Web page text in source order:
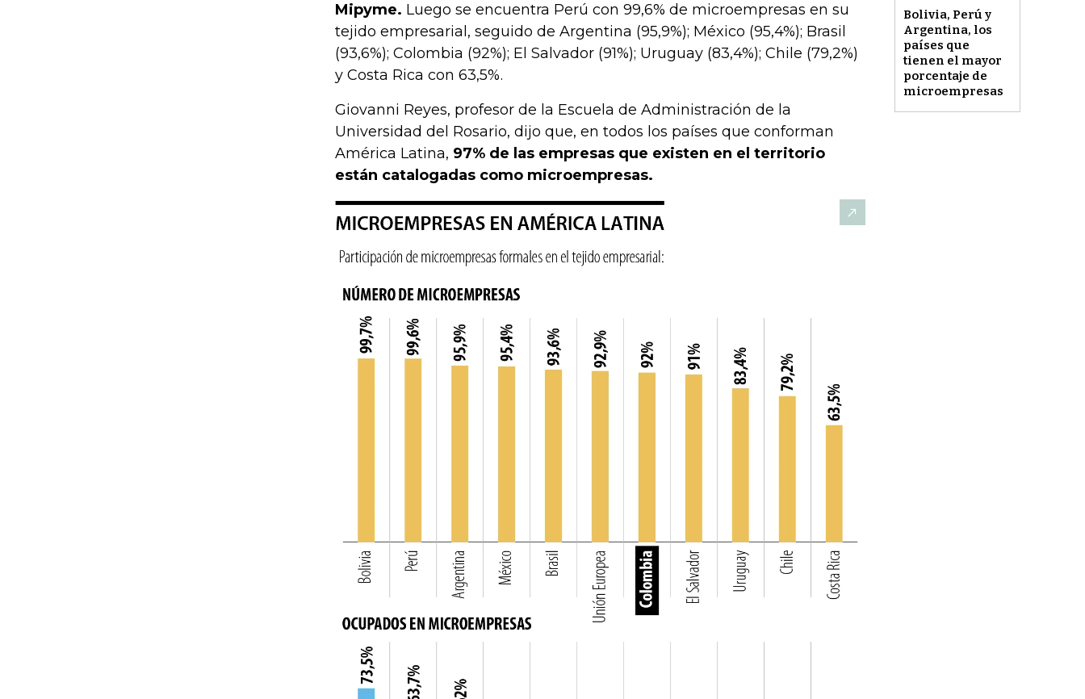
Bolivia, Perú y
Argentina, los
países que
tienen el mayor
porcentaje de
microempresas
Mipyme. Luego se encuentra Perú con 99,6% de microempresas en su
tejido empresarial, seguido de Argentina (95,9%); México (95,4%); Brasil
(93,6%); Colombia (92%); El Salvador (91%); Uruguay (83,4%); Chile (79,2%)
y Costa Rica con 63,5%.
Giovanni Reyes, profesor de la Escuela de Administración de la
Universidad del Rosario, dijo que, en todos los países que conforman
América Latina, 97% de las empresas que existen en el territorio
están catalogadas como microempresas.